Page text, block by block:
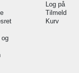
og
Log på
Tilmeld
Kurv